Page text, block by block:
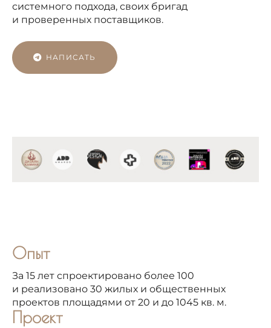
системного подхода, своих бригад
и проверенных поставщиков.
НАПИСАТЬ
Опыт
За 15 лет спроектировано более 100
и реализовано 30 жилых и общественных
проектов площадями от 20 и до 1045 кв. м.
Проект